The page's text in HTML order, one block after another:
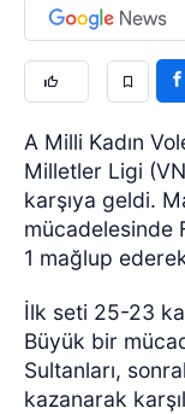
A Milli Kadın
Milletler Ligi
karşıya geldi.
mücadelesinde
1 mağlup
İlk seti 25-23
Büyük bir
Sultanları,
kazanarak